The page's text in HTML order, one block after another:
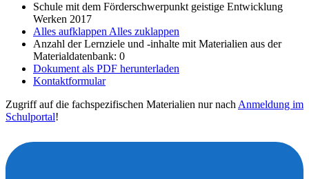
Schule mit dem Förderschwerpunkt geistige Entwicklung
Werken 2017
Alles aufklappen Alles zuklappen
Anzahl der Lernziele und -inhalte mit Materialien aus der
Materialdatenbank: 0
Dokument als PDF herunterladen
Kontaktformular
Zugriff auf die fachspezifischen Materialien nur nach Anmeldung im
Schulportal!